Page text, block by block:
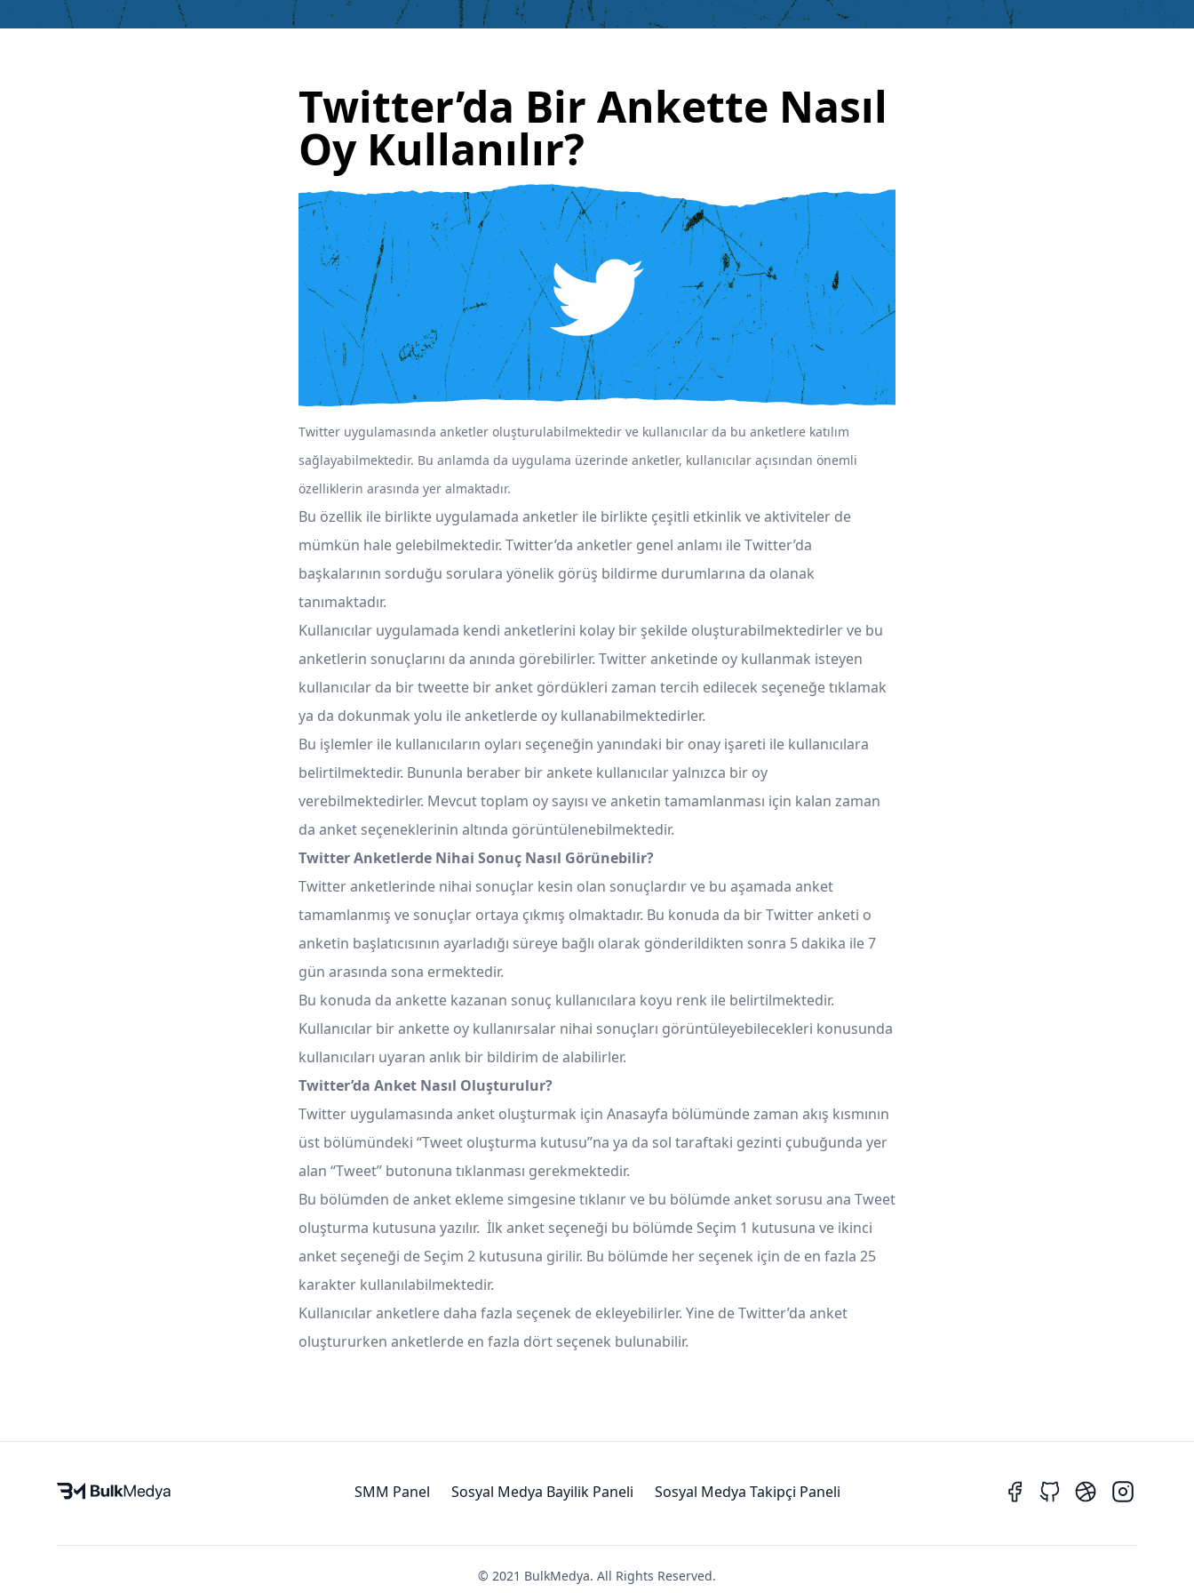
Twitter’da Bir Ankette Nasıl
Oy Kullanılır?
Twitter uygulamasında anketler oluşturulabilmektedir ve kullanıcılar da bu anketlere katılım
sağlayabilmektedir. Bu anlamda da uygulama üzerinde anketler, kullanıcılar açısından önemli
özelliklerin arasında yer almaktadır.
Bu özellik ile birlikte uygulamada anketler ile birlikte çeşitli etkinlik ve aktiviteler de
mümkün hale gelebilmektedir. Twitter’da anketler genel anlamı ile Twitter’da
başkalarının sorduğu sorulara yönelik görüş bildirme durumlarına da olanak
tanımaktadır.
Kullanıcılar uygulamada kendi anketlerini kolay bir şekilde oluşturabilmektedirler ve bu
anketlerin sonuçlarını da anında görebilirler. Twitter anketinde oy kullanmak isteyen
kullanıcılar da bir tweette bir anket gördükleri zaman tercih edilecek seçeneğe tıklamak
ya da dokunmak yolu ile anketlerde oy kullanabilmektedirler.
Bu işlemler ile kullanıcıların oyları seçeneğin yanındaki bir onay işareti ile kullanıcılara
belirtilmektedir. Bununla beraber bir ankete kullanıcılar yalnızca bir oy
verebilmektedirler. Mevcut toplam oy sayısı ve anketin tamamlanması için kalan zaman
da anket seçeneklerinin altında görüntülenebilmektedir.
Twitter Anketlerde Nihai Sonuç Nasıl Görünebilir?
Twitter anketlerinde nihai sonuçlar kesin olan sonuçlardır ve bu aşamada anket
tamamlanmış ve sonuçlar ortaya çıkmış olmaktadır. Bu konuda da bir Twitter anketi o
anketin başlatıcısının ayarladığı süreye bağlı olarak gönderildikten sonra 5 dakika ile 7
gün arasında sona ermektedir.
Bu konuda da ankette kazanan sonuç kullanıcılara koyu renk ile belirtilmektedir.
Kullanıcılar bir ankette oy kullanırsalar nihai sonuçları görüntüleyebilecekleri konusunda
kullanıcıları uyaran anlık bir bildirim de alabilirler.
Twitter’da Anket Nasıl Oluşturulur?
Twitter uygulamasında anket oluşturmak için Anasayfa bölümünde zaman akış kısmının
üst bölümündeki “Tweet oluşturma kutusu”na ya da sol taraftaki gezinti çubuğunda yer
alan “Tweet” butonuna tıklanması gerekmektedir.
Bu bölümden de anket ekleme simgesine tıklanır ve bu bölümde anket sorusu ana Tweet
oluşturma kutusuna yazılır. İlk anket seçeneği bu bölümde Seçim 1 kutusuna ve ikinci
anket seçeneği de Seçim 2 kutusuna girilir. Bu bölümde her seçenek için de en fazla 25
karakter kullanılabilmektedir.
Kullanıcılar anketlere daha fazla seçenek de ekleyebilirler. Yine de Twitter’da anket
oluştururken anketlerde en fazla dört seçenek bulunabilir.
SMM Panel Sosyal Medya Bayilik Paneli Sosyal Medya Takipçi Paneli
© 2021 BulkMedya. All Rights Reserved.